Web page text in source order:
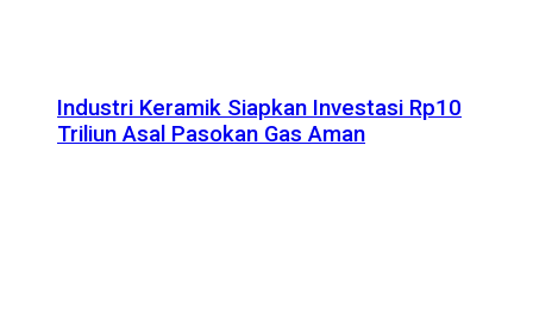
Industri Keramik Siapkan Investasi Rp10
Triliun Asal Pasokan Gas Aman